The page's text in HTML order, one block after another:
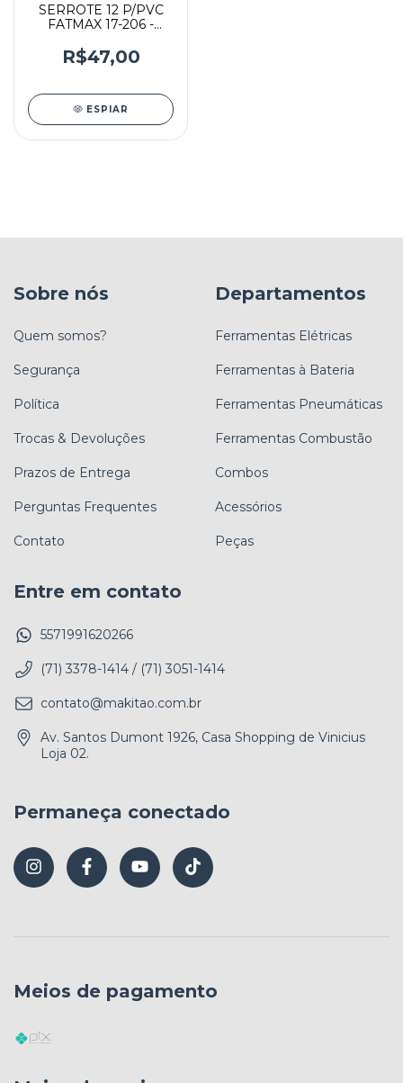
SERROTE 12 P/PVC
FATMAX 17-206 -
R$47,00
ESPIAR
Sobre nós
Quem somos?
Segurança
Política
Trocas & Devoluções
Prazos de Entrega
Perguntas Frequentes
Contato
Departamentos
Ferramentas Elétricas
Ferramentas à Bateria
Ferramentas Pneumáticas
Ferramentas Combustão
Combos
Acessórios
Peças
Entre em contato
5571991620266
(71) 3378-1414 / (71) 3051-1414
contato@makitao.com.br
Av. Santos Dumont 1926, Casa Shopping de Vinicius
Loja 02.
Permaneça conectado
Meios de pagamento